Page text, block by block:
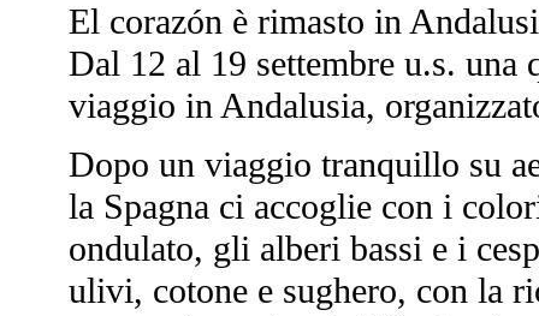
El corazón è rimasto in
Dal 12 al 19 settembre u.s. una
viaggio in Andalusia,
Dopo un viaggio tranquillo su
la Spagna ci accoglie con i
ondulato, gli alberi bassi e i
ulivi, cotone e sughero, con la